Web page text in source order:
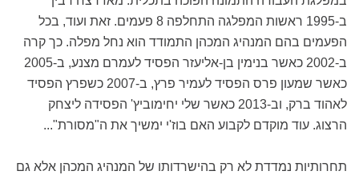
ב-1995 ראשות המפלגה התחלפה 8 פעמים. זאת ועוד, בכל
הפעמים בהם המנהיג המכהן התמודד הוא נחל מפלה. כך קרה
ב-2002 כאשר בנימין בן-אליעזר הפסיד לעמרם מצנע, ב-2005
כאשר שמעון פרס הפסיד לעמיר פרץ, ב-2007 כשפרץ הפסיד
לאהוד ברק, וב-2013 כאשר שלי יחימוביץ' הפסידה ליצחק
הרצוג. עוד מוקדם לקבוע האם בוז'י ימשיך את ה"מסורת"...
תחרותיות נמדדת לא רק בהישרדותו של המנהיג המכהן אלא גם